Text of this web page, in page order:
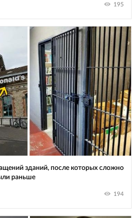
195
зданий, после которых сложно
раньше
194